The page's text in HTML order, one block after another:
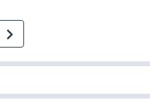
이 커지고 있다. 특히, 최근
고 있는 전쟁에서는 드론 등 첨단
차지하는 비중이 커짐에 따라
업의 첨단화 필요성도..